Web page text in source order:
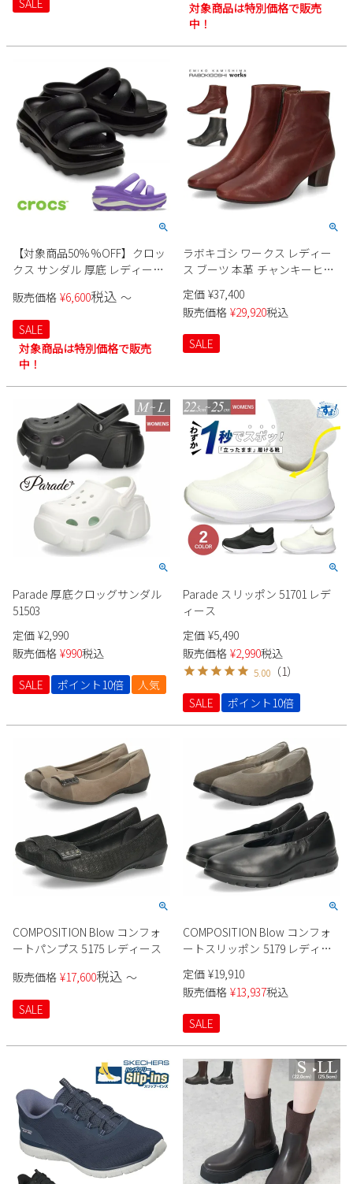
対象商品は特別価格で販売
中！
【対象商品50%%OFF】クロッ
クス サンダル 厚底 レディース
パープル メガ クラッシュ トリ
プル ストラップ 209842 履きや
すい ふわふわストラップ
販売価格 ¥6,600税込 〜
SALE
対象商品は特別価格で販売
中！
ラボキゴシ ワークス レディー
ス ブーツ 本革 チャンキーヒー
ル ラウンドトウ ショートブー
ツ 12798 ファスナー付き ジッパ
ー付き 黒 ブラック レッドブラ
ウン 日本製 RABOKIGOSHI
works
定価 ¥37,400
販売価格 ¥29,920税込
SALE
Parade 厚底クロッグサンダル
51503
定価 ¥2,990
販売価格 ¥990税込
SALE
ポイント10倍 人気
Parade スリッポン 51701 レデ
ィース
定価 ¥5,490
販売価格 ¥2,990税込
5.00 （1）
SALE
ポイント10倍
COMPOSITION Blow コンフォ
ートパンプス 5175 レディース
販売価格 ¥17,600税込 〜
SALE
COMPOSITION Blow コンフォ
ートスリッポン 5179 レディー
ス
定価 ¥19,910
販売価格 ¥13,937税込
SALE